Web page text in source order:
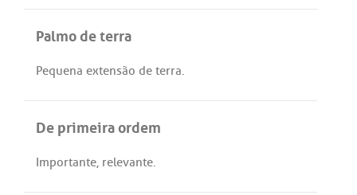
Palmo de terra
Pequena extensão de terra.
De primeira ordem
Importante, relevante.